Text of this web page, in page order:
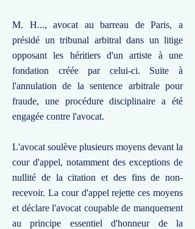
M. H..., avocat au barreau de Paris, a
présidé un tribunal arbitral dans un litige
opposant les héritiers d'un artiste à une
fondation créée par celui-ci. Suite à
l'annulation de la sentence arbitrale pour
fraude, une procédure disciplinaire a été
engagée contre l'avocat.
L'avocat soulève plusieurs moyens devant la
cour d'appel, notamment des exceptions de
nullité de la citation et des fins de non-
recevoir. La cour d'appel rejette ces moyens
et déclare l'avocat coupable de manquement
au principe essentiel d'honneur de la